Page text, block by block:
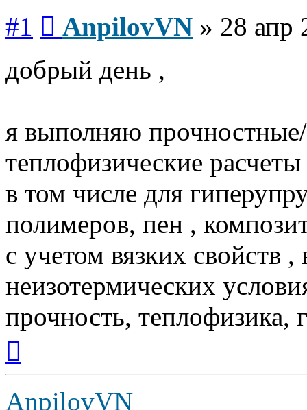
#1 AnpilovVN » 28 апр
добрый день ,
я выполняю
теплофизические расчеты
в том числе для
полимеров, пен ,
с учетом вязких свойств ,
неизотермических
прочность, теплофизика,
началу
AnpilovVN